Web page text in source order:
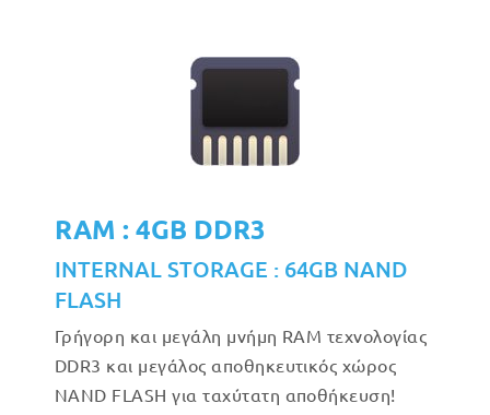
RAM : 4GB DDR3
INTERNAL STORAGE : 64GB NAND
FLASH
Γρήγορη και μεγάλη μνήμη RAM τεχνολογίας
DDR3 και μεγάλος αποθηκευτικός χώρος
NAND FLASH για ταχύτατη αποθήκευση!